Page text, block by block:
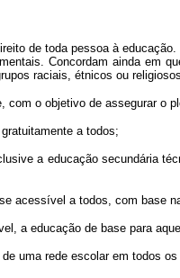
de toda pessoa à
Concordam ainda em
raciais, étnicos ou
o objetivo de assegurar o
a todos;
a educação secundária
acessível a todos, com base
a educação de base para
uma rede escolar em todos